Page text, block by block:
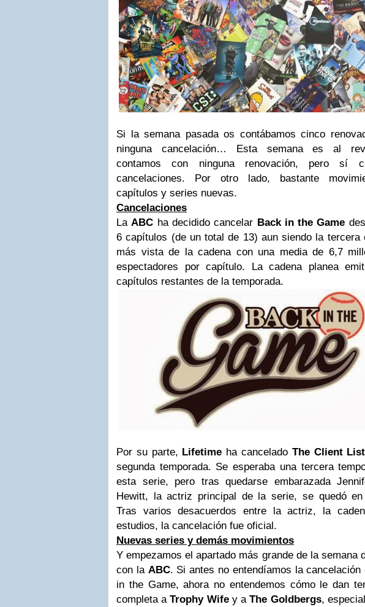
Si la semana pasada os contábamos cinco
ninguna cancelación… Esta semana es al
contamos con ninguna renovación, pero sí
cancelaciones. Por otro lado, bastante
capítulos y series nuevas.
Cancelaciones
La ABC ha decidido cancelar Back in the Game
6 capítulos (de un total de 13) aun siendo la tercera
más vista de la cadena con una media de 6,7
espectadores por capítulo. La cadena planea
capítulos restantes de la temporada.
Por su parte, Lifetime ha cancelado The Client List
segunda temporada. Se esperaba una tercera
esta serie, pero tras quedarse embarazada
Hewitt, la actriz principal de la serie, se quedó en
Tras varios desacuerdos entre la actriz, la
estudios, la cancelación fue oficial.
Nuevas series y demás movimientos
Y empezamos el apartado más grande de la semana
con la ABC. Si antes no entendíamos la cancelación
in the Game, ahora no entendemos cómo le dan
completa aTrophy Wifey aThe Goldbergs,